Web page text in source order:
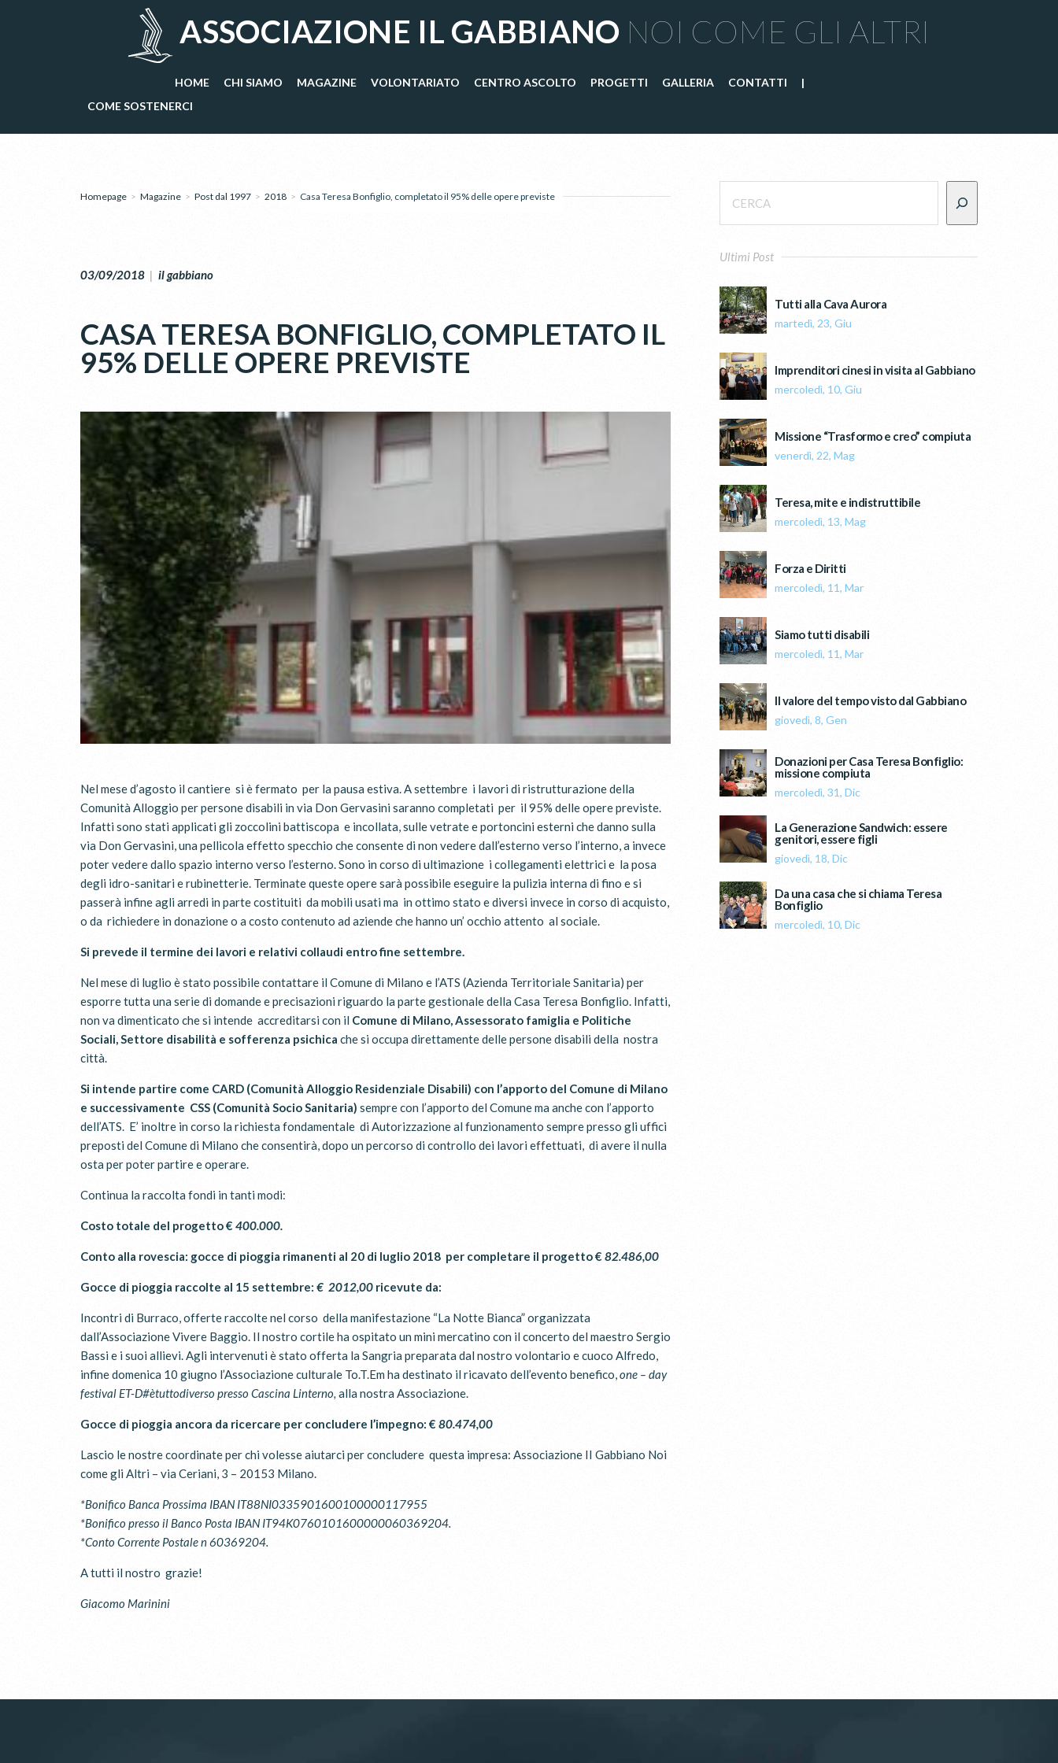
ASSOCIAZIONE IL GABBIANO NOI COME GLI ALTRI
HOME CHI SIAMO MAGAZINE VOLONTARIATO CENTRO ASCOLTO PROGETTI GALLERIA CONTATTI
|
COME SOSTENERCI
Homepage > Magazine > Post dal 1997 > 2018 > Casa Teresa Bonfiglio, completato il 95% delle opere previste
03/09/2018 | il gabbiano
CASA TERESA BONFIGLIO, COMPLETATO IL
95% DELLE OPERE PREVISTE
Nel mese d’agosto il cantiere si è fermato per la pausa estiva. A settembre i lavori di ristrutturazione della
Comunità Alloggio per persone disabili in via Don Gervasini saranno completati per il 95% delle opere previste.
Infatti sono stati applicati gli zoccolini battiscopa e incollata, sulle vetrate e portoncini esterni che danno sulla
via Don Gervasini, una pellicola effetto specchio che consente di non vedere dall’esterno verso l’interno, a invece
poter vedere dallo spazio interno verso l’esterno. Sono in corso di ultimazione i collegamenti elettrici e la posa
degli idro-sanitari e rubinetterie. Terminate queste opere sarà possibile eseguire la pulizia interna di fino e si
passerà infine agli arredi in parte costituiti da mobili usati ma in ottimo stato e diversi invece in corso di acquisto,
o da richiedere in donazione o a costo contenuto ad aziende che hanno un’ occhio attento al sociale.
Si prevede il termine dei lavori e relativi collaudi entro fine settembre.
Nel mese di luglio è stato possibile contattare il Comune di Milano e l’ATS (Azienda Territoriale Sanitaria) per
esporre tutta una serie di domande e precisazioni riguardo la parte gestionale della Casa Teresa Bonfiglio. Infatti,
non va dimenticato che si intende accreditarsi con il Comune di Milano, Assessorato famiglia e Politiche
Sociali, Settore disabilità e sofferenza psichica che si occupa direttamente delle persone disabili della nostra
città.
Si intende partire come CARD (Comunità Alloggio Residenziale Disabili) con l’apporto del Comune di Milano
e successivamente CSS (Comunità Socio Sanitaria) sempre con l’apporto del Comune ma anche con l’apporto
dell’ATS. E’ inoltre in corso la richiesta fondamentale di Autorizzazione al funzionamento sempre presso gli uffici
preposti del Comune di Milano che consentirà, dopo un percorso di controllo dei lavori effettuati, di avere il nulla
osta per poter partire e operare.
Continua la raccolta fondi in tanti modi:
Costo totale del progetto € 400.000.
Conto alla rovescia: gocce di pioggia rimanenti al 20 di luglio 2018 per completare il progetto € 82.486,00
Gocce di pioggia raccolte al 15 settembre: € 2012,00 ricevute da:
Incontri di Burraco, offerte raccolte nel corso della manifestazione “La Notte Bianca” organizzata
dall’Associazione Vivere Baggio. Il nostro cortile ha ospitato un mini mercatino con il concerto del maestro Sergio
Bassi e i suoi allievi. Agli intervenuti è stato offerta la Sangria preparata dal nostro volontario e cuoco Alfredo,
infine domenica 10 giugno l’Associazione culturale To.T.Em ha destinato il ricavato dell’evento benefico,one – day
festival ET-D#ètuttodiverso presso Cascina Linterno, alla nostra Associazione.
Gocce di pioggia ancora da ricercare per concludere l’impegno: € 80.474,00
Lascio le nostre coordinate per chi volesse aiutarci per concludere questa impresa: Associazione II Gabbiano Noi
come gli Altri – via Ceriani, 3 – 20153 Milano.
*Bonifico Banca Prossima IBAN IT88NI0335901600100000117955
*Bonifico presso il Banco Posta IBAN IT94K0760101600000060369204.
*Conto Corrente Postale n 60369204.
A tutti il nostro grazie!
Giacomo Marinini
Ultimi Post
Tutti alla Cava Aurora
martedì, 23, Giu
Imprenditori cinesi in visita al Gabbiano
mercoledì, 10, Giu
Missione “Trasformo e creo” compiuta
venerdì, 22, Mag
Teresa, mite e indistruttibile
mercoledì, 13, Mag
Forza e Diritti
mercoledì, 11, Mar
Siamo tutti disabili
mercoledì, 11, Mar
Il valore del tempo visto dal Gabbiano
giovedì, 8, Gen
Donazioni per Casa Teresa Bonfiglio:
missione compiuta
mercoledì, 31, Dic
La Generazione Sandwich: essere
genitori, essere figli
giovedì, 18, Dic
Da una casa che si chiama Teresa
Bonfiglio
mercoledì, 10, Dic